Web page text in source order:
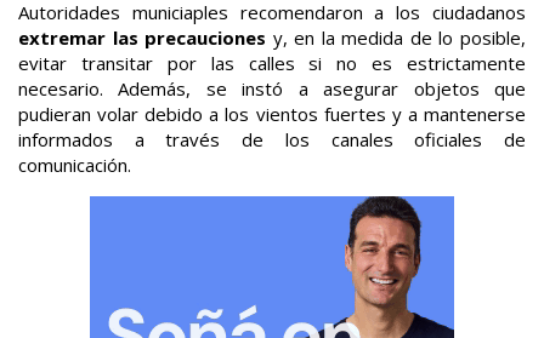
Autoridades municiaples recomendaron a los ciudadanos
extremar las precauciones y, en la medida de lo posible,
evitar transitar por las calles si no es estrictamente
necesario. Además, se instó a asegurar objetos que
pudieran volar debido a los vientos fuertes y a mantenerse
informados a través de los canales oficiales de
comunicación.